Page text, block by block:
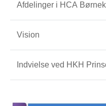
Afdelinger i HCA
Vision
Indvielse ved HKH